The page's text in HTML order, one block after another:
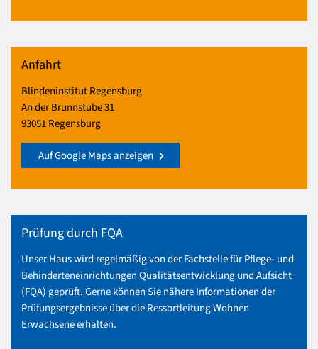
Anfahrt
Blindeninstitut Regensburg
An der Brunnstube 31
93051 Regensburg
Auf Google Maps anzeigen
Prüfung durch FQA
Unser Haus wird regelmäßig von der Fachstelle für Pflege- und
Behinderteneinrichtungen Qualitätsentwicklung und Aufsicht
(FQA) geprüft.Gerne können Sie nähere Informationen der
Prüfungsergebnisse über die Ressortleitung Wohnen
Erwachsene erhalten.